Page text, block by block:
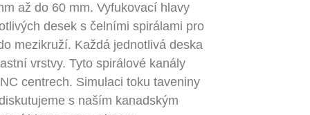
až do 60 mm. Vyfukovací hlavy
desek s čelními spirálami pro
mezikruží. Každá jednotlivá deska
vrstvy. Tyto spirálové kanály
centrech. Simulaci toku taveniny
s naším kanadským